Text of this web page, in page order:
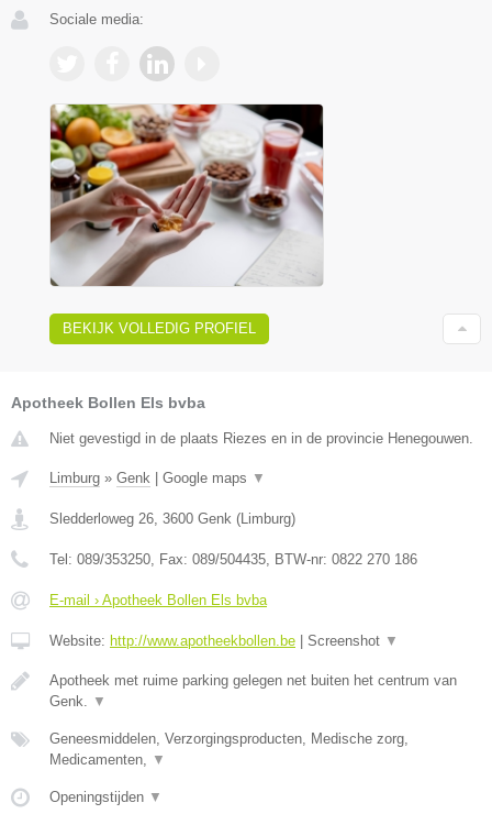
Sociale media:
BEKIJK VOLLEDIG PROFIEL
Apotheek Bollen Els bvba
Niet gevestigd in de plaats Riezes en in de provincie Henegouwen.
Limburg » Genk | Google maps ▼
Sledderloweg 26 3600 Genk (Limburg)
Tel: 089/353250 , Fax: 089/504435 , BTW-nr: 0822 270 186
E-mail › Apotheek Bollen Els bvba
Website: http://www.apotheekbollen.be | Screenshot ▼
Apotheek met ruime parking gelegen net buiten het centrum van
Genk.
▼
Geneesmiddelen, Verzorgingsproducten, Medische zorg,
Medicamenten,
▼
Openingstijden ▼